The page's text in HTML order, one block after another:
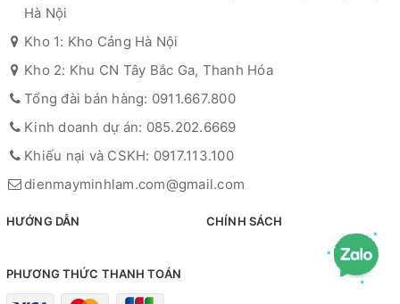
Hà Nội
Kho 1: Kho Cảng Hà Nội
Kho 2: Khu CN Tây Bắc Ga, Thanh Hóa
Tổng đài bán hàng: 0911.667.800
Kinh doanh dự án: 085.202.6669
Khiếu nại và CSKH: 0917.113.100
dienmayminhlam.com@gmail.com
HƯỚNG DẪN CHÍNH SÁCH
PHƯƠNG THỨC THANH TOÁN